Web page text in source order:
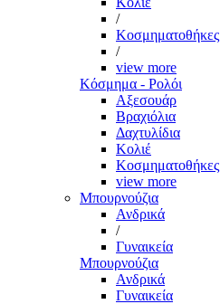
/
Κοσμηματοθήκες
/
view more
Κόσμημα - Ρολόι
Αξεσουάρ
Βραχιόλια
Δαχτυλίδια
Κολιέ
Κοσμηματοθήκες
view more
Μπουρνούζια
Ανδρικά
/
Γυναικεία
Μπουρνούζια
Ανδρικά
Γυναικεία